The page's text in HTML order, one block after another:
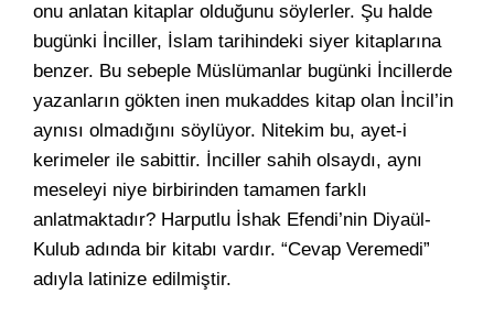
onu anlatan kitaplar olduğunu söylerler. Şu halde
bugünki İnciller, İslam tarihindeki siyer kitaplarına
benzer. Bu sebeple Müslümanlar bugünki İncillerde
yazanların gökten inen mukaddes kitap olan İncil’in
aynısı olmadığını söylüyor. Nitekim bu, ayet-i
kerimeler ile sabittir. İnciller sahih olsaydı, aynı
meseleyi niye birbirinden tamamen farklı
anlatmaktadır? Harputlu İshak Efendi’nin Diyaül-
Kulub adında bir kitabı vardır. “Cevap Veremedi”
adıyla latinize edilmiştir.